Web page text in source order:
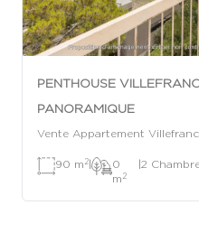
PENTHOUSE
PANORAMIQUE
Vente Appartement
90 m 2|
0
m 2
|2